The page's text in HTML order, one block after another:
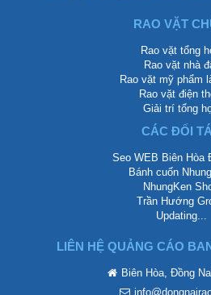
RAO VẶT
Rao vặt tổng
Rao vặt nhà
Rao vặt mỹ phẩm
Rao vặt điện
Giải trí tổng
CÁC ĐỐI
Seo WEB Biên Hòa
Bánh cuốn
NhungKen
Trần Hướng
Updating...
LIÊN HỆ QUẢNG CÁO
Biên Hòa, Đồng